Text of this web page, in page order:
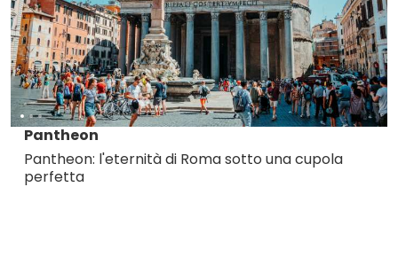
Pantheon
Pantheon: l'eternità di Roma sotto una cupola
perfetta